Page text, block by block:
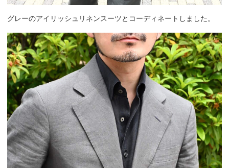
グレーのアイリッシュリネンスーツとコーディネートしました。